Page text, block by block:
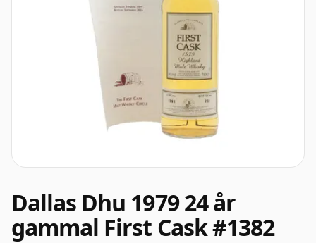
Dallas Dhu 1979 24 år
gammal First Cask #1382